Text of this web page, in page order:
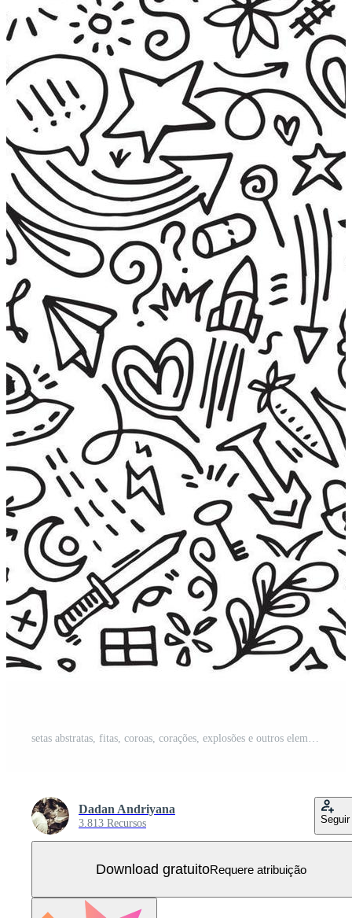
setas abstratas, fitas, coroas, corações, explosões e outros elementos em estilo desenhado à mão para design de conceito. ilustração de doodle. modelo de vetor para decoração Vetor Grátis
Dadan Andriyana
3.813 Recursos Seguir
Download gratuitoRequere atribuição